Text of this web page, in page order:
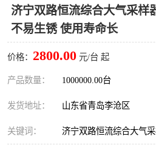
济宁双路恒流综合大气采样
不易生锈 使用寿命长
价格： 2800.00 元/台 起
产品数量： 1000000.00台
发货地址： 山东省青岛李沧区
关键词： 济宁双路恒流综合大气
新宇宙仪器
烟尘净化器